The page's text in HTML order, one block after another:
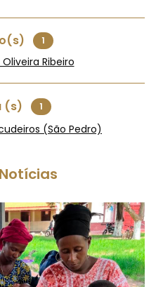
1
Ribeiro
(s) 1
(São Pedro)